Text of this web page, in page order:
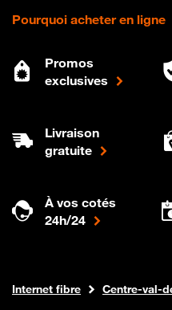
Pourquoi acheter en ligne
Promos
exclusives
Livraison
gratuite
À vos cotés
24h/24
Boutique Orange
Internet fibre Centre-val-